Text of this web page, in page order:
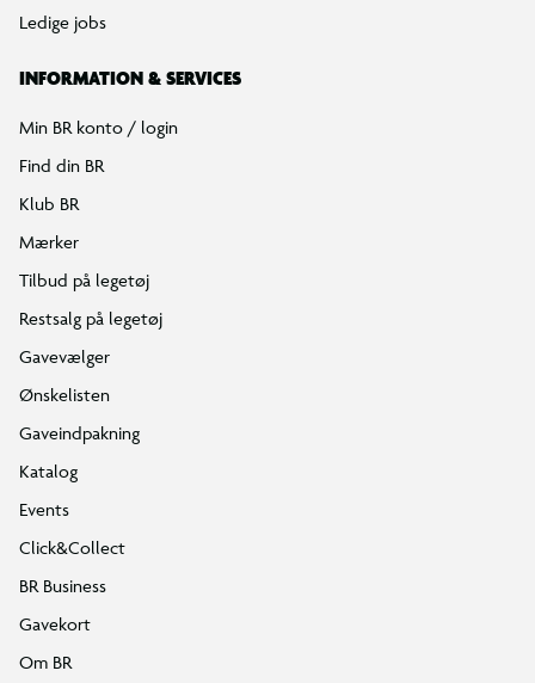
Ledige jobs
INFORMATION & SERVICES
Min BR konto / login
Find din BR
Klub BR
Mærker
Tilbud på legetøj
Restsalg på legetøj
Gavevælger
Ønskelisten
Gaveindpakning
Katalog
Events
Click&Collect
BR Business
Gavekort
Om BR